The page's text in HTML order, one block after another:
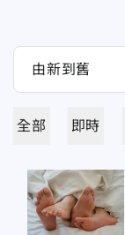
全部 即時